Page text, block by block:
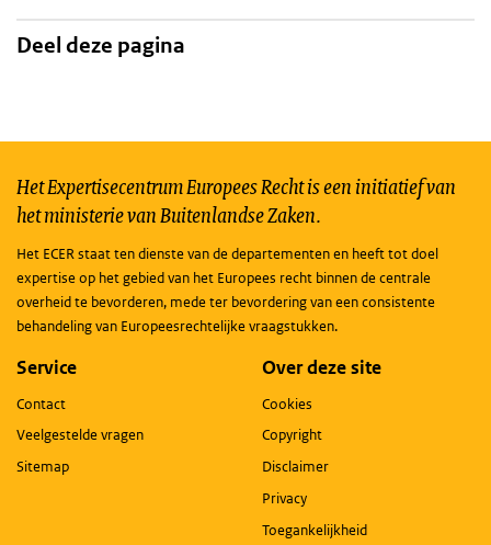
Deel deze pagina
Het Expertisecentrum Europees Recht is een initiatief van
het ministerie van Buitenlandse Zaken.
Het ECER staat ten dienste van de departementen en heeft tot doel
expertise op het gebied van het Europees recht binnen de centrale
overheid te bevorderen, mede ter bevordering van een consistente
behandeling van Europeesrechtelijke vraagstukken.
Service
Contact
Veelgestelde vragen
Sitemap
Over deze site
Cookies
Copyright
Disclaimer
Privacy
Toegankelijkheid